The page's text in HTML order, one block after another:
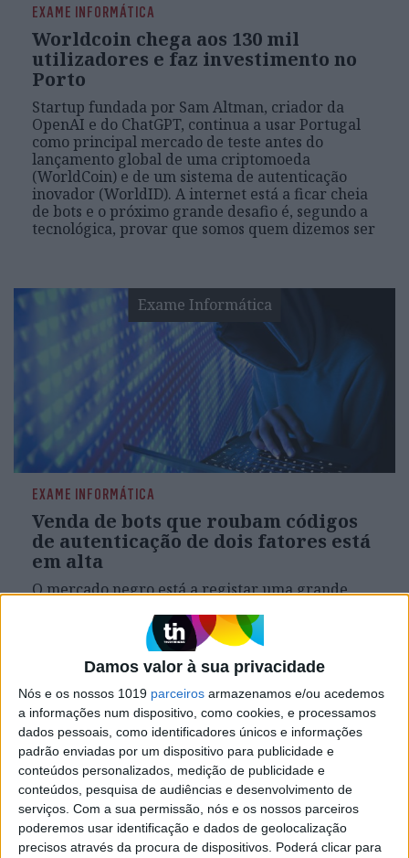
Damos valor à sua privacidade
Nós e os nossos 1019 parceiros armazenamos e/ou acedemos
a informações num dispositivo, como cookies, e processamos
dados pessoais, como identificadores únicos e informações
padrão enviadas por um dispositivo para publicidade e
conteúdos personalizados, medição de publicidade e
conteúdos, pesquisa de audiências e desenvolvimento de
serviços. Com a sua permissão, nós e os nossos parceiros
poderemos usar identificação e dados de geolocalização
precisos através da procura de dispositivos. Poderá clicar para
EXAME INFORMÁTICA
Worldcoin chega aos 130 mil
utilizadores e faz investimento no
Porto
Startup fundada por Sam Altman, criador da
OpenAI e do ChatGPT, continua a usar Portugal
como principal mercado de teste antes do
lançamento global de uma criptomoeda
(WorldCoin) e de um sistema de autenticação
inovador (WorldID). A internet está a ficar cheia
de bots e o próximo grande desafio é, segundo a
tecnológica, provar que somos quem dizemos ser
Exame Informática
EXAME INFORMÁTICA
Venda de bots que roubam códigos
de autenticação de dois fatores está
em alta
O mercado negro está a registar uma grande
automatizadas que visam roubar os códigos nos
sistemas de verificação de dois fatores. Estes bots
ajudam os hackers a entrar em contas de
Coinbase, Amazon, PayPal, bancos e outras
instituições
Exame Informática